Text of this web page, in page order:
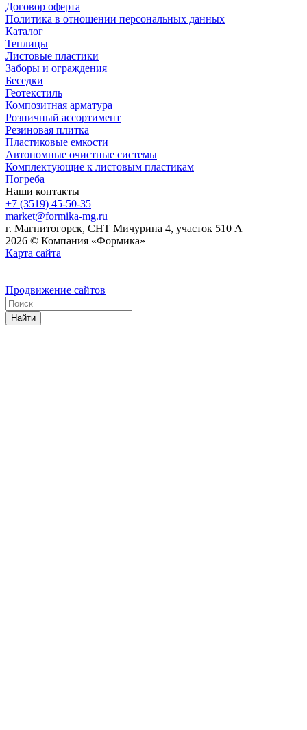
Договор оферта
Политика в отношении персональных данных
Каталог
Теплицы
Листовые пластики
Заборы и ограждения
Беседки
Геотекстиль
Композитная арматура
Розничный ассортимент
Резиновая плитка
Пластиковые емкости
Автономные очистные системы
Комплектующие к листовым пластикам
Погреба
Наши контакты
+7 (3519) 45-50-35
market@formika-mg.ru
г. Магнитогорск, СНТ Мичурина 4, участок 510 А
2026 © Компания «Формика»
Карта сайта
Продвижение сайтов
Найти